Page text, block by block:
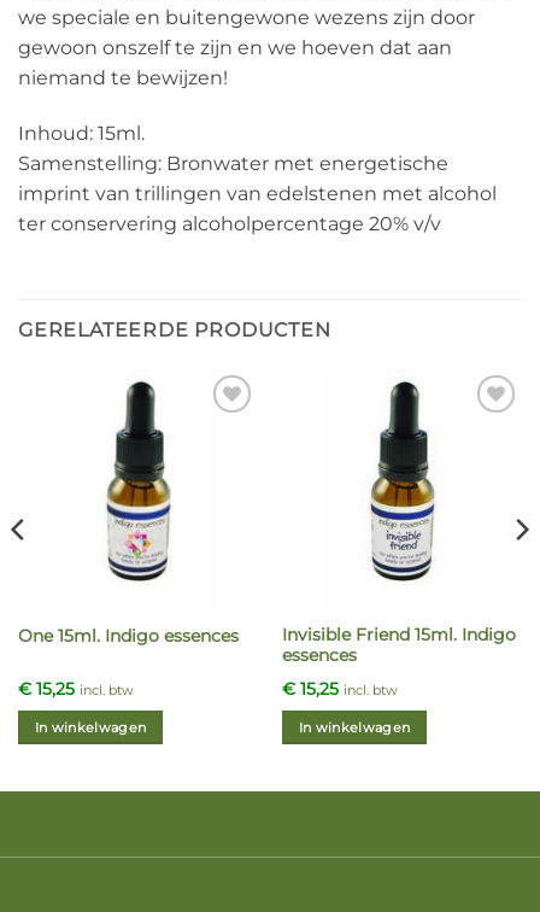
we speciale en buitengewone wezens zijn door
gewoon onszelf te zijn en we hoeven dat aan
niemand te bewijzen!
Inhoud: 15ml.
Samenstelling: Bronwater met energetische
imprint van trillingen van edelstenen met alcohol
ter conservering alcoholpercentage 20% v/v
GERELATEERDE PRODUCTEN
One 15ml. Indigo essences
€15,25 incl. btw
In winkelwagen
Invisible Friend 15ml. Indigo
essences
€15,25 incl. btw
In winkelwagen